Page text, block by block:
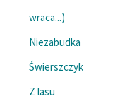
wraca...)
Niezabudka
Świerszczyk
Z lasu